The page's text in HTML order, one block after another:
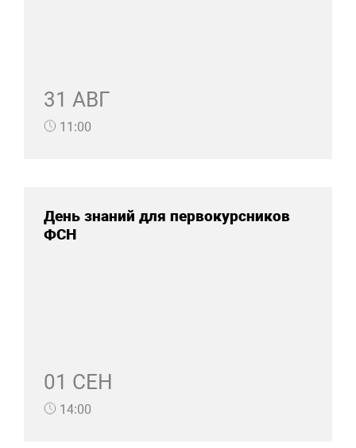
31 АВГ
11:00
День знаний для первокурсников
ФСН
01 СЕН
14:00